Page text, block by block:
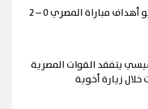
شاهد فيديو أهداف مباراة المصري 0 – 2
يتفقد القوات المصرية
خلال زيارة أخوية